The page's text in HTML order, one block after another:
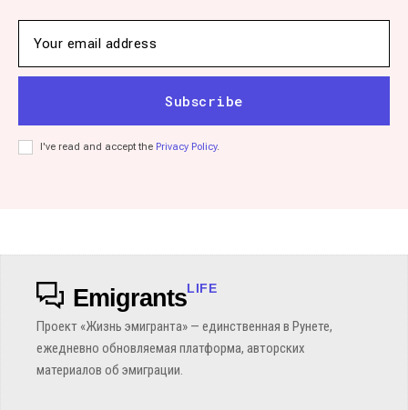
Subscribe
I've read and accept the Privacy Policy.
EmigrantsLIFE
Проект «Жизнь эмигранта» — единственная в Рунете,
ежедневно обновляемая платформа, авторских
материалов об эмиграции.